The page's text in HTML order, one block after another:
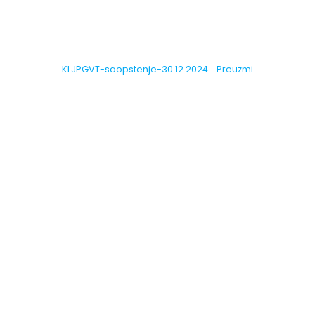
KLJPGVT-saopstenje-30.12.2024. Preuzmi